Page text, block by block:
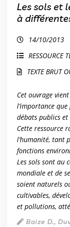
Les sols et
à
14/10/2013
RESSOURCE
TEXTE BRUT
Cet ouvrage
l’importance
débats publics
Cette ressource
l’humanité, tant
fonctions
Les sols sont au
mondiale et de
soient naturels
cultivables,
et pollutions,
Baize D.,